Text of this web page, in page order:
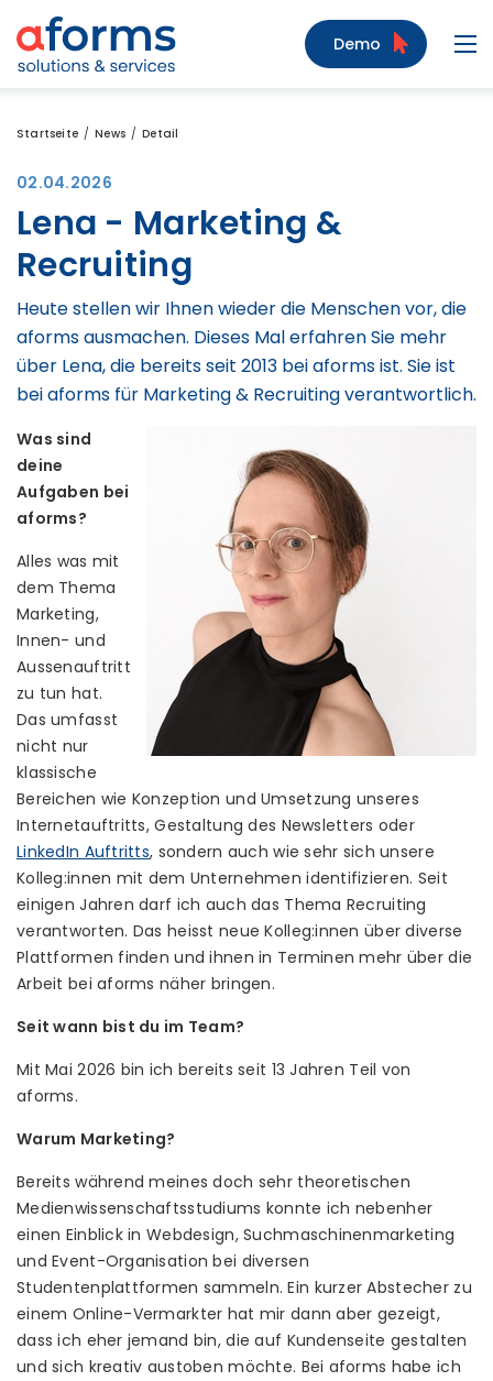
Zum Inhalt
Zum Menü
Zur Suche
Demo
Startseite News Detail
02.04.2026
Lena - Marketing &
Recruiting
Heute stellen wir Ihnen wieder die Menschen vor, die
aforms ausmachen. Dieses Mal erfahren Sie mehr
über Lena, die bereits seit 2013 bei aforms ist. Sie ist
bei aforms für Marketing & Recruiting verantwortlich.
Was sind
deine
Aufgaben bei
aforms?
Alles was mit
dem Thema
Marketing,
Innen- und
Aussenauftritt
zu tun hat.
Das umfasst
nicht nur
klassische
Bereichen wie Konzeption und Umsetzung unseres
Internetauftritts, Gestaltung des Newsletters oder
LinkedIn Auftritts, sondern auch wie sehr sich unsere
Kolleg:innen mit dem Unternehmen identifizieren. Seit
einigen Jahren darf ich auch das Thema Recruiting
verantworten. Das heisst neue Kolleg:innen über diverse
Plattformen finden und ihnen in Terminen mehr über die
Arbeit bei aforms näher bringen.
Seit wann bist du im Team?
Mit Mai 2026 bin ich bereits seit 13 Jahren Teil von
aforms.
Warum Marketing?
Bereits während meines doch sehr theoretischen
Medienwissenschaftsstudiums konnte ich nebenher
einen Einblick in Webdesign, Suchmaschinenmarketing
und Event-Organisation bei diversen
Studentenplattformen sammeln. Ein kurzer Abstecher zu
einem Online-Vermarkter hat mir dann aber gezeigt,
dass ich eher jemand bin, die auf Kundenseite gestalten
und sich kreativ austoben möchte. Bei aforms habe ich